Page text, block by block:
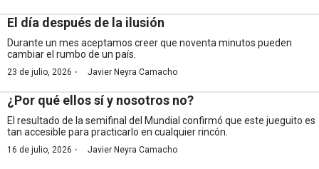
El día después de la ilusión
Durante un mes aceptamos creer que noventa minutos pueden
cambiar el rumbo de un país.
23 de julio, 2026 · Javier Neyra Camacho
¿Por qué ellos sí y nosotros no?
El resultado de la semifinal del Mundial confirmó que este jueguito es
tan accesible para practicarlo en cualquier rincón.
16 de julio, 2026 · Javier Neyra Camacho